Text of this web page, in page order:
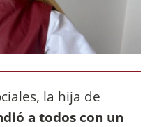
la hija de
a todos con un